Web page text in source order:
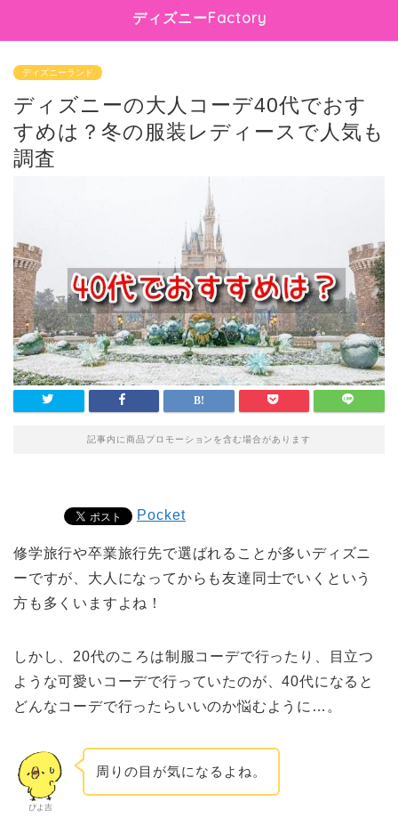
ディズニーFactory
ディズニーランド
ディズニーの大人コーデ40代でおす
すめは？冬の服装レディースで人気も
調査
記事内に商品プロモーションを含む場合があります
Pocket
修学旅行や卒業旅行先で選ばれることが多いディズニ
ーですが、大人になってからも友達同士でいくという
方も多くいますよね！
しかし、20代のころは制服コーデで行ったり、目立つ
ような可愛いコーデで行っていたのが、40代になると
どんなコーデで行ったらいいのか悩むように…。
ぴよ吉
周りの目が気になるよね。